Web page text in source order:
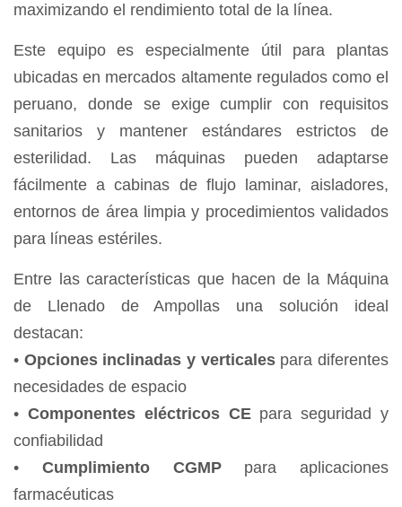
maximizando el rendimiento total de la línea.
Este equipo es especialmente útil para plantas
ubicadas en mercados altamente regulados como el
peruano, donde se exige cumplir con requisitos
sanitarios y mantener estándares estrictos de
esterilidad. Las máquinas pueden adaptarse
fácilmente a cabinas de flujo laminar, aisladores,
entornos de área limpia y procedimientos validados
para líneas estériles.
Entre las características que hacen de la Máquina
de Llenado de Ampollas una solución ideal
destacan:
• Opciones inclinadas y verticalespara diferentes
necesidades de espacio
• Componentes eléctricos CEpara seguridad y
confiabilidad
• Cumplimiento CGMPpara aplicaciones
farmacéuticas